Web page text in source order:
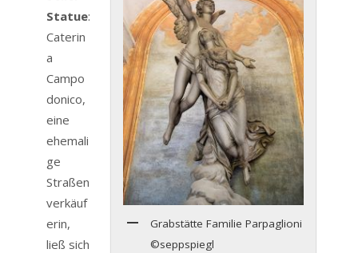
Grabstätte Familie Parpaglioni
©seppspiegl
Statue:
Caterin
a
Campo
donico,
eine
ehemali
ge
Straßen
verkäuf
erin,
ließ sich